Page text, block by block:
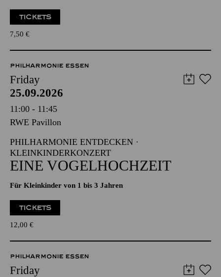
TICKETS
7,50 €
PHILHARMONIE ESSEN
Friday
25.09.2026
11:00 - 11:45
RWE Pavillon
PHILHARMONIE ENTDECKEN ·
KLEINKINDERKONZERT
EINE VOGELHOCHZEIT
Für Kleinkinder von 1 bis 3 Jahren
TICKETS
12,00 €
PHILHARMONIE ESSEN
Friday